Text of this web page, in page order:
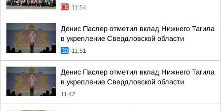
11:54
Денис Паслер отметил вклад Нижнего Тагила
в укрепление Свердловской области
11:51
Денис Паслер отметил вклад Нижнего Тагила
в укрепление Свердловской области
11:42